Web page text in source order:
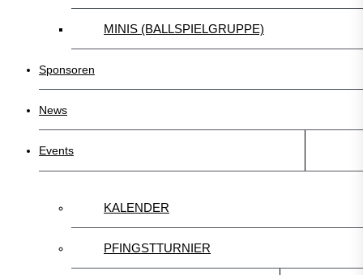
MINIS (BALLSPIELGRUPPE)
Sponsoren
News
Events
KALENDER
PFINGSTTURNIER